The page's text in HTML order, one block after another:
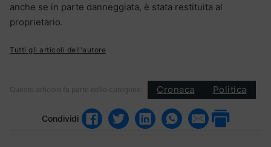
anche se in parte danneggiata, è stata restituita al
proprietario.
Tutti gli articoli dell'autore
Questo articolo fa parte delle categorie: Cronaca Politica
Condividi